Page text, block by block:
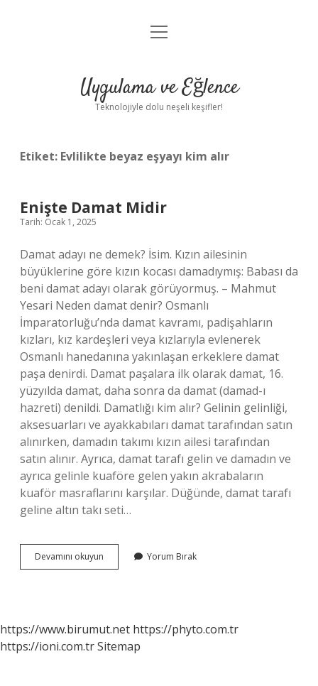
Anasayfa
Yasal Uyarı
menüyü
Uygulama ve Eğlence
Teknolojiyle dolu neşeli keşifler!
Etiket: Evlilikte beyaz eşyayı kim alır
Enişte Damat Midir
Tarih: Ocak 1, 2025
Damat adayı ne demek? İsim. Kızın ailesinin
büyüklerine göre kızın kocası damadıymış: Babası da
beni damat adayı olarak görüyormuş. – Mahmut
Yesari Neden damat denir? Osmanlı
İmparatorluğu’nda damat kavramı, padişahların
kızları, kız kardeşleri veya kızlarıyla evlenerek
Osmanlı hanedanına yakınlaşan erkeklere damat
paşa denirdi. Damat paşalara ilk olarak damat, 16.
yüzyılda damat, daha sonra da damat (damad-ı
hazreti) denildi. Damatlığı kim alır? Gelinin gelinliği,
aksesuarları ve ayakkabıları damat tarafından satın
alınırken, damadın takımı kızın ailesi tarafından
satın alınır. Ayrıca, damat tarafı gelin ve damadın ve
ayrıca gelinle kuaföre gelen yakın akrabaların
kuaför masraflarını karşılar. Düğünde, damat tarafı
geline altın takı seti…
Devamını okuyun
Damat
Yorum Bırak
https://www.birumut.net https://phyto.com.tr
https://ioni.com.trSitemap